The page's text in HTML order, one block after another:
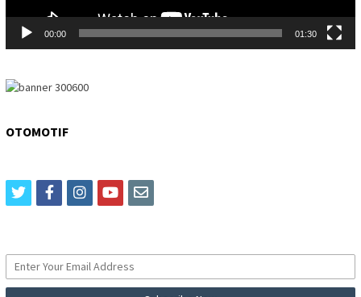
00:00 01:30
OTOMOTIF
twitterfacebookinstagram
youtubeemail